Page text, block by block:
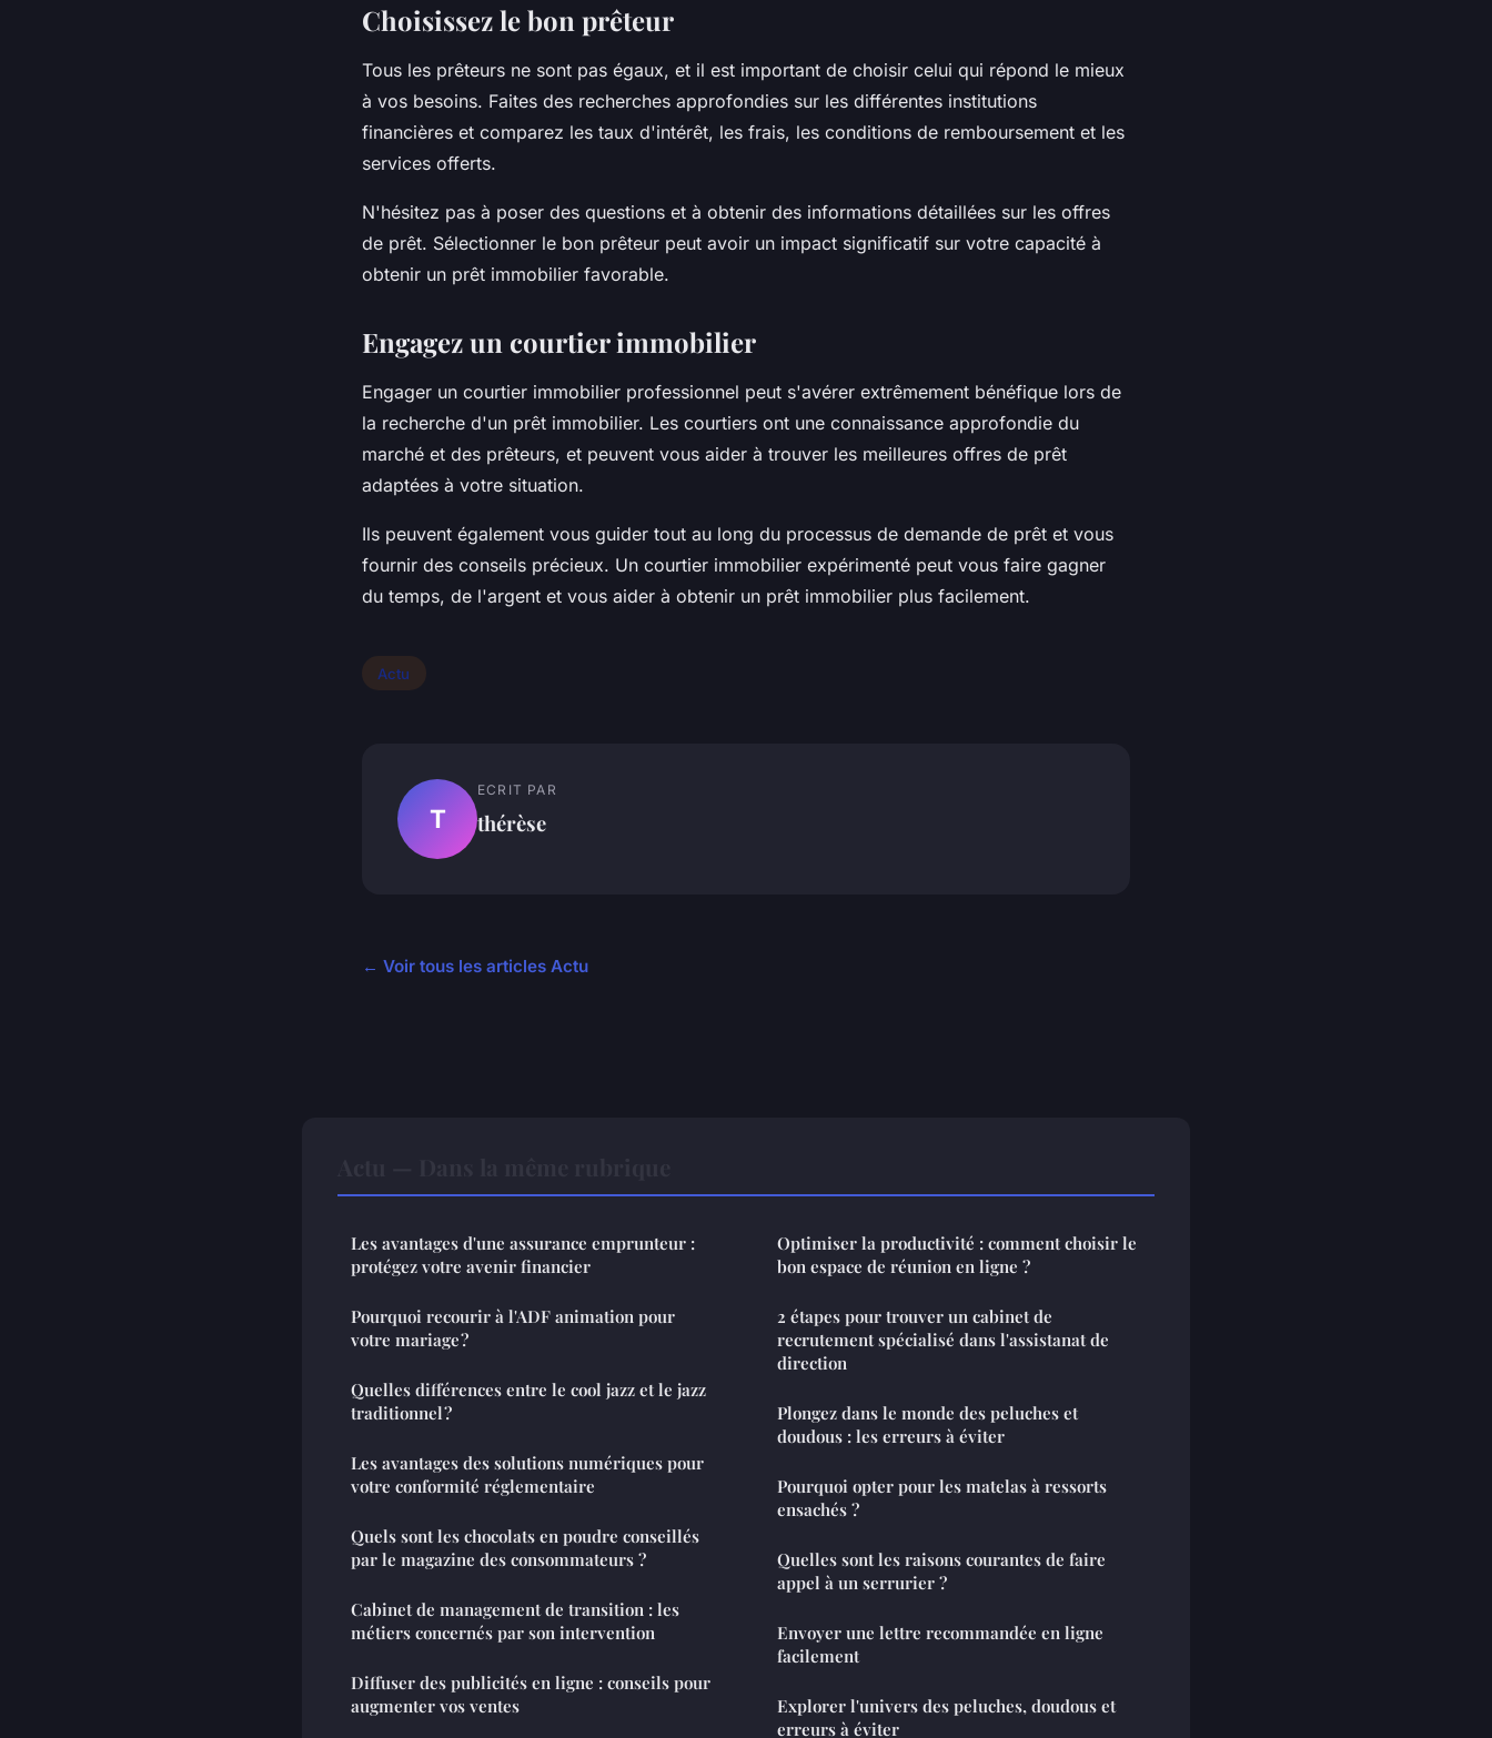
Choisissez le bon prêteur
Tous les prêteurs ne sont pas égaux, et il est important de choisir celui qui répond le mieux
à vos besoins. Faites des recherches approfondies sur les différentes institutions
financières et comparez les taux d'intérêt, les frais, les conditions de remboursement et les
services offerts.
N'hésitez pas à poser des questions et à obtenir des informations détaillées sur les offres
de prêt. Sélectionner le bon prêteur peut avoir un impact significatif sur votre capacité à
obtenir un prêt immobilier favorable.
Engagez un courtier immobilier
Engager un courtier immobilier professionnel peut s'avérer extrêmement bénéfique lors de
la recherche d'un prêt immobilier. Les courtiers ont une connaissance approfondie du
marché et des prêteurs, et peuvent vous aider à trouver les meilleures offres de prêt
adaptées à votre situation.
Ils peuvent également vous guider tout au long du processus de demande de prêt et vous
fournir des conseils précieux. Un courtier immobilier expérimenté peut vous faire gagner
du temps, de l'argent et vous aider à obtenir un prêt immobilier plus facilement.
Actu
T
ECRIT PAR
thérèse
← Voir tous les articles Actu
Les avantages d'une assurance emprunteur :
protégez votre avenir financier
Pourquoi recourir à l'ADF animation pour
votre mariage ?
Quelles différences entre le cool jazz et le jazz
traditionnel ?
Les avantages des solutions numériques pour
votre conformité réglementaire
Quels sont les chocolats en poudre conseillés
par le magazine des consommateurs ?
Cabinet de management de transition : les
métiers concernés par son intervention
Diffuser des publicités en ligne : conseils pour
augmenter vos ventes
Optimiser la productivité : comment choisir le
bon espace de réunion en ligne ?
2 étapes pour trouver un cabinet de
recrutement spécialisé dans l'assistanat de
direction
Plongez dans le monde des peluches et
doudous : les erreurs à éviter
Pourquoi opter pour les matelas à ressorts
ensachés ?
Quelles sont les raisons courantes de faire
appel à un serrurier ?
Envoyer une lettre recommandée en ligne
facilement
Explorer l'univers des peluches, doudous et
erreurs à éviter